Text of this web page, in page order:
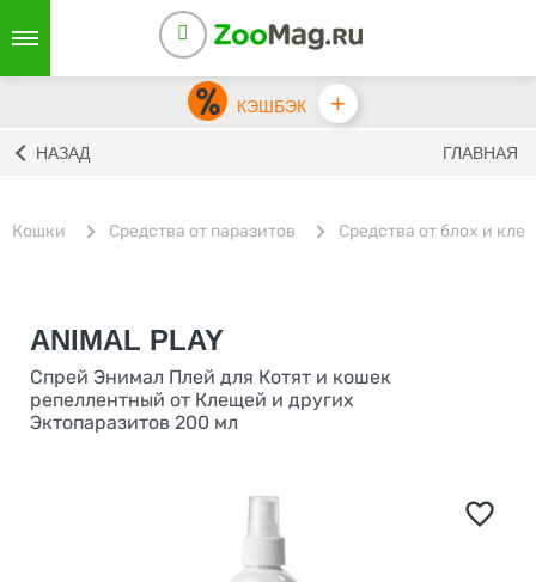
КЭШБЭК +
НАЗАД ГЛАВНАЯ
Кошки Средства от паразитов Средства от блох и
ANIMAL PLAY
Спрей Энимал Плей для Котят и кошек
репеллентный от Клещей и других
Эктопаразитов 200 мл